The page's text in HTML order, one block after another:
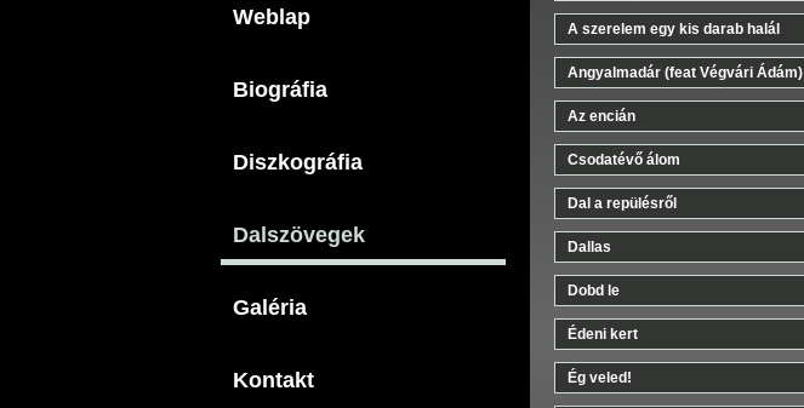
Weblap
Biográfia
Diszkográfia
Dalszövegek
Galéria
Kontakt
A szerelem egy kis darab halál
Angyalmadár (feat Végvári Ádám)
Az encián
Csodatévő álom
Dal a repülésről
Dallas
Dobd le
Édeni kert
Ég veled!